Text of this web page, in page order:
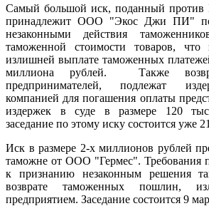
Самый большой иск, поданный против
принадлежит ООО "Экос Джи ПИ" по
незаконными действия
таможенной стоимости товаров,
излишней выплате таможенных
миллиона рублей. Также
предпринимателей, подлежат
компанией для погашения оплаты
издержек в суде в размере 120
заседание по этому иску состоится уже
Иск в размере 2-х миллионов рублей
таможне от ООО "Гермес". Требования
к признанию незаконным решения
возврате таможенных пошлин,
предприятием. Заседание состоится 9